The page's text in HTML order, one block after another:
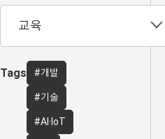
Tags
#개발
#기술
#AI·IoT